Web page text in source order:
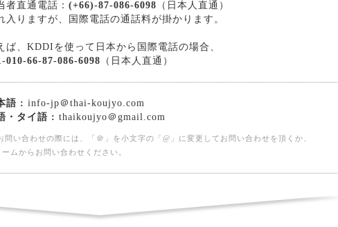
者直通電話： (+66)-87-086-6098 （日本人直通）
入りますが、国際電話の通話料が掛かります。
ば、KDDIを使って日本から国際電話の場合、
010-66-87-086-6098 （日本人直通）
語 : info-jp＠thai-koujyo.com
・タイ語 : thaikoujyo＠gmail.com
い合わせの際には、「＠」を小文字の「@」に変更してお問い合わせを頂くか、
ームからお問い合わせください。